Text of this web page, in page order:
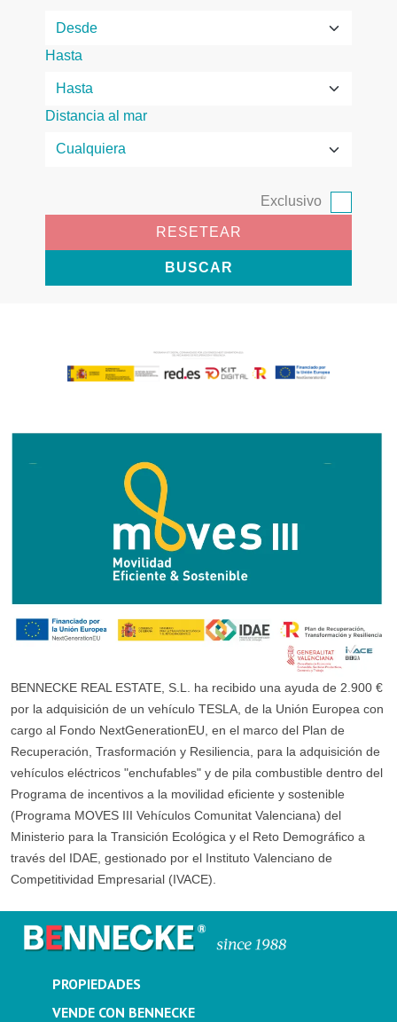
Hasta
Distancia al mar
Exclusivo
RESETEAR
BUSCAR
BENNECKE REAL ESTATE, S.L. ha recibido una ayuda de 2.900 €
por la adquisición de un vehículo TESLA, de la Unión Europea con
cargo al Fondo NextGenerationEU, en el marco del Plan de
Recuperación, Trasformación y Resiliencia, para la adquisición de
vehículos eléctricos "enchufables" y de pila combustible dentro del
Programa de incentivos a la movilidad eficiente y sostenible
(Programa MOVES III Vehículos Comunitat Valenciana) del
Ministerio para la Transición Ecológica y el Reto Demográfico a
través del IDAE, gestionado por el Instituto Valenciano de
Competitividad Empresarial (IVACE).
PROPIEDADES
VENDE CON BENNECKE